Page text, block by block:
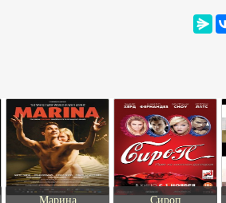
Марина Сироп